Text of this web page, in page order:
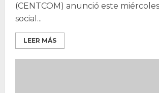
(CENTCOM) anunció este
social...
LEER MÁS